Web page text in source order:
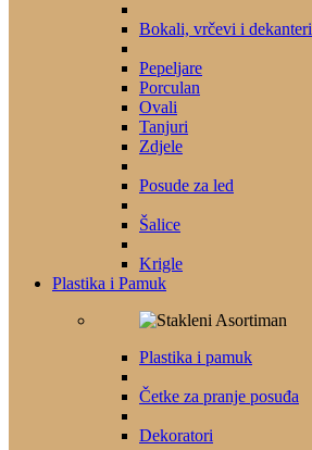
Bokali, vrčevi i dekanteri
Pepeljare
Porculan
Ovali
Tanjuri
Zdjele
Posude za led
Šalice
Krigle
Plastika i Pamuk
Plastika i pamuk
Četke za pranje posuđa
Dekoratori